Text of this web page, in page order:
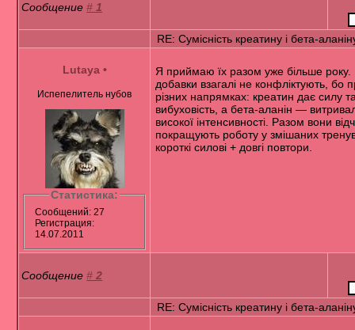
Сообщение# 1
RE: Сумісність креатину і бета-
Lutaya •
Испепелитель нубов
Статистика:
Сообщений: 27
Регистрация:
14.07.2011
Я приймаю їх разом уже більше року.
добавки взагалі не конфліктують, бо
різних напрямках: креатин дає силу
вибуховість, а бета-аланін —
високої інтенсивності. Разом вони
покращують роботу у змішаних
короткі силові + довгі повтори.
Сообщение#2
RE: Сумісність креатину і бета-